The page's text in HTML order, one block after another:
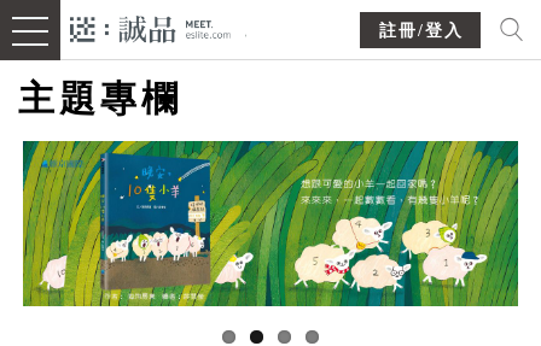
註冊/登入
主題專欄